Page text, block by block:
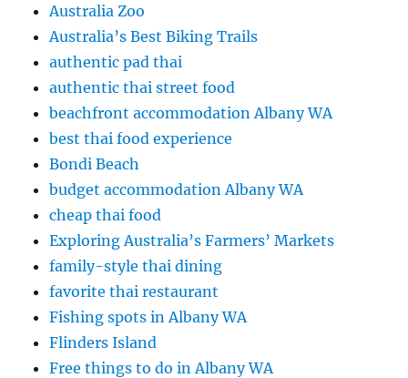
Australia Zoo
Australia’s Best Biking Trails
authentic pad thai
authentic thai street food
beachfront accommodation Albany WA
best thai food experience
Bondi Beach
budget accommodation Albany WA
cheap thai food
Exploring Australia’s Farmers’ Markets
family-style thai dining
favorite thai restaurant
Fishing spots in Albany WA
Flinders Island
Free things to do in Albany WA